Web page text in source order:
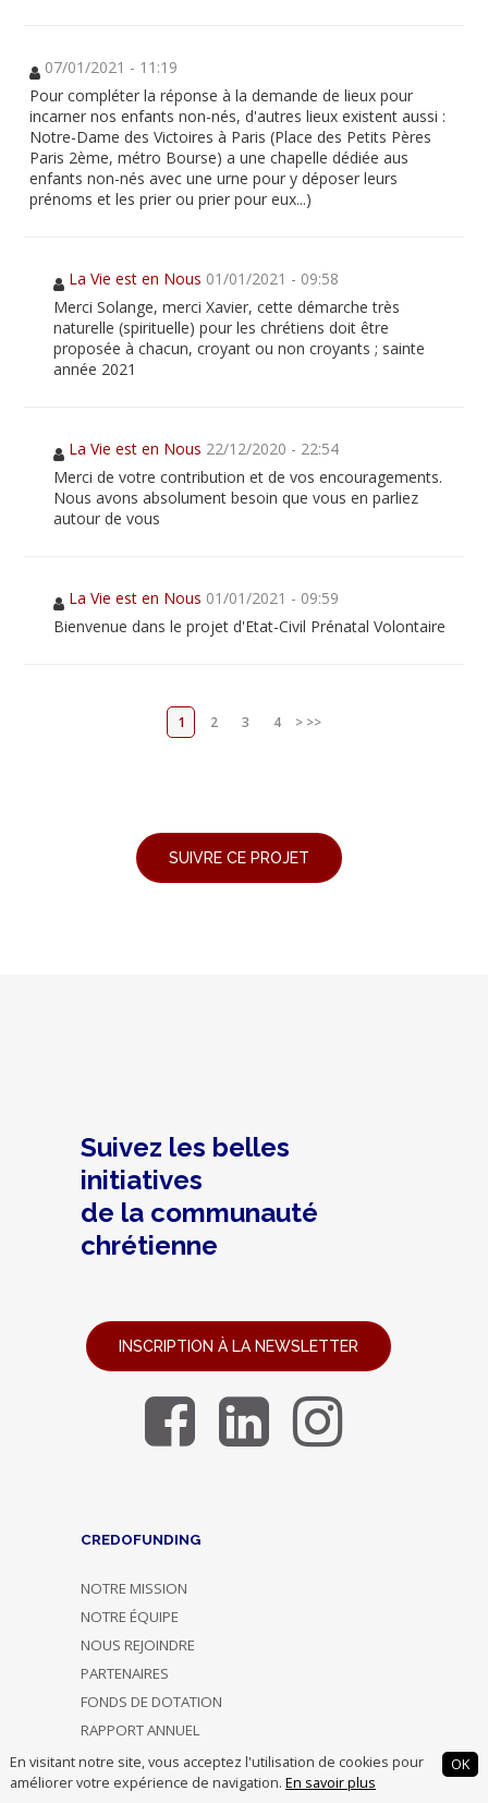
En visitant notre site, vous acceptez l'utilisation de cookies pour
améliorer votre expérience de navigation. En savoir plus
OK
07/01/2021 - 11:19
Pour compléter la réponse à la demande de lieux pour
incarner nos enfants non-nés, d'autres lieux existent aussi :
Notre-Dame des Victoires à Paris (Place des Petits Pères
Paris 2ème, métro Bourse) a une chapelle dédiée aus
enfants non-nés avec une urne pour y déposer leurs
prénoms et les prier ou prier pour eux...)
La Vie est en Nous 01/01/2021 - 09:58
Merci Solange, merci Xavier, cette démarche très
naturelle (spirituelle) pour les chrétiens doit être
proposée à chacun, croyant ou non croyants ; sainte
année 2021
La Vie est en Nous 22/12/2020 - 22:54
Merci de votre contribution et de vos encouragements.
Nous avons absolument besoin que vous en parliez
autour de vous
La Vie est en Nous 01/01/2021 - 09:59
Bienvenue dans le projet d'Etat-Civil Prénatal Volontaire
1 2 3 4 > >>
Suivez les belles
initiatives
de la communauté
chrétienne
INSCRIPTION À LA NEWSLETTER
CREDOFUNDING
NOTRE MISSION
NOTRE ÉQUIPE
NOUS REJOINDRE
PARTENAIRES
FONDS DE DOTATION
RAPPORT ANNUEL
NOUS CONTACTER